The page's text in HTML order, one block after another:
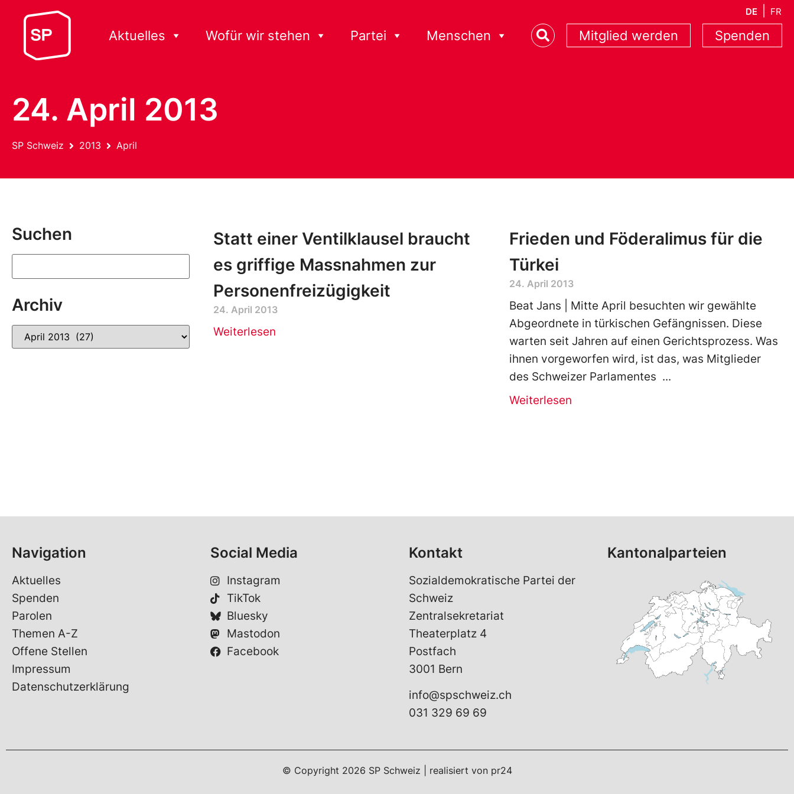
DE FR
Aktuelles Wofür wir stehen Partei Menschen Mitglied werden Spenden
24. April 2013
SP Schweiz 2013 April
Suchen
Archiv
Statt einer Ventilklausel braucht
es griffige Massnahmen zur
Personenfreizügigkeit
24. April 2013
Weiterlesen
Frieden und Föderalimus für die
Türkei
24. April 2013
Beat Jans | Mitte April besuchten wir gewählte
Abgeordnete in türkischen Gefängnissen. Diese
warten seit Jahren auf einen Gerichtsprozess. Was
ihnen vorgeworfen wird, ist das, was Mitglieder
des Schweizer Parlamentes
Weiterlesen
Navigation
Aktuelles
Spenden
Parolen
Themen A-Z
Offene Stellen
Impressum
Datenschutzerklärung
Social Media
Instagram
TikTok
Bluesky
Mastodon
Facebook
Kontakt
Sozialdemokratische Partei der
Schweiz
Zentralsekretariat
Theaterplatz 4
Postfach
3001 Bern
info@spschweiz.ch
031 329 69 69
Kantonalparteien
© Copyright 2026 SP Schweiz | realisiert von pr24